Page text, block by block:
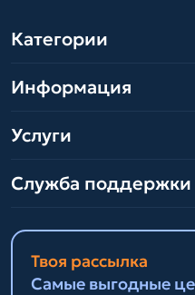
Категории
Информация
Услуги
Служба поддержки
Твоя рассылка
Самые выгодные